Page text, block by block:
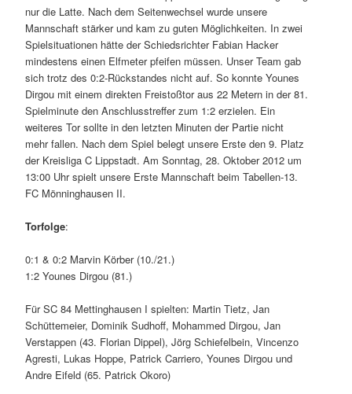
nur die Latte. Nach dem Seitenwechsel wurde unsere
Mannschaft stärker und kam zu guten Möglichkeiten. In zwei
Spielsituationen hätte der Schiedsrichter Fabian Hacker
mindestens einen Elfmeter pfeifen müssen. Unser Team gab
sich trotz des 0:2-Rückstandes nicht auf. So konnte Younes
Dirgou mit einem direkten Freistoßtor aus 22 Metern in der 81.
Spielminute den Anschlusstreffer zum 1:2 erzielen. Ein
weiteres Tor sollte in den letzten Minuten der Partie nicht
mehr fallen. Nach dem Spiel belegt unsere Erste den 9. Platz
der Kreisliga C Lippstadt. Am Sonntag, 28. Oktober 2012 um
13:00 Uhr spielt unsere Erste Mannschaft beim Tabellen-13.
FC Mönninghausen II.
Torfolge:
0:1 & 0:2 Marvin Körber (10./21.)
1:2 Younes Dirgou (81.)
Für SC 84 Mettinghausen I spielten: Martin Tietz, Jan
Schüttemeier, Dominik Sudhoff, Mohammed Dirgou, Jan
Verstappen (43. Florian Dippel), Jörg Schiefelbein, Vincenzo
Agresti, Lukas Hoppe, Patrick Carriero, Younes Dirgou und
Andre Eifeld (65. Patrick Okoro)